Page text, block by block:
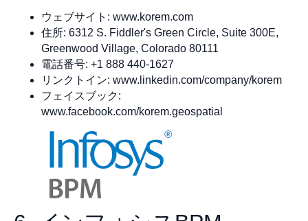
ウェブサイト: www.korem.com
住所: 6312 S. Fiddler's Green Circle, Suite 300E,
Greenwood Village, Colorado 80111
電話番号: +1 888 440-1627
リンクトイン: www.linkedin.com/company/korem
フェイスブック:
www.facebook.com/korem.geospatial